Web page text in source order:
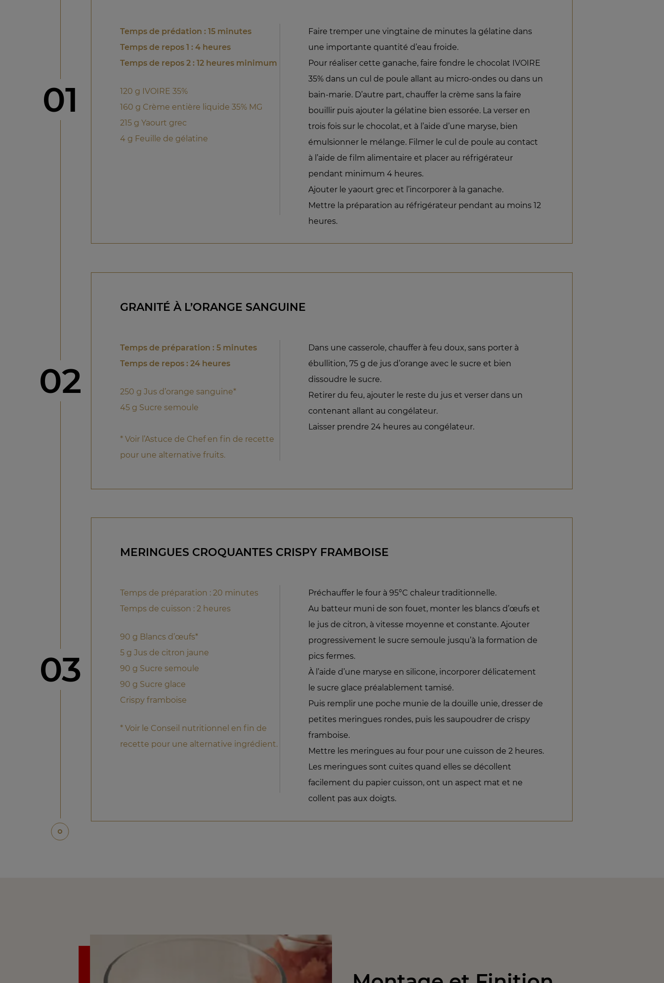
étape
01
Temps de prédation : 15 minutes
Temps de repos 1 : 4 heures
Temps de repos 2 : 12 heures minimum
120 g IVOIRE 35%
160 g Crème entière liquide 35% MG
215 g Yaourt grec
4 g Feuille de gélatine
Faire tremper une vingtaine de minutes la gélatine dans
une importante quantité d’eau froide.
Pour réaliser cette ganache, faire fondre le chocolat IVOIRE
35% dans un cul de poule allant au micro-ondes ou dans un
bain-marie. D’autre part, chauffer la crème sans la faire
bouillir puis ajouter la gélatine bien essorée. La verser en
trois fois sur le chocolat, et à l’aide d’une maryse, bien
émulsionner le mélange. Filmer le cul de poule au contact
à l’aide de film alimentaire et placer au réfrigérateur
pendant minimum 4 heures.
Ajouter le yaourt grec et l’incorporer à la ganache.
Mettre la préparation au réfrigérateur pendant au moins 12
heures.
étape
02
GRANITÉ À L’ORANGE SANGUINE
Temps de préparation : 5 minutes
Temps de repos : 24 heures
250 g Jus d’orange sanguine*
45 g Sucre semoule
* Voir l’Astuce de Chef en fin de recette
pour une alternative fruits.
Dans une casserole, chauffer à feu doux, sans porter à
ébullition, 75 g de jus d’orange avec le sucre et bien
dissoudre le sucre.
Retirer du feu, ajouter le reste du jus et verser dans un
contenant allant au congélateur.
Laisser prendre 24 heures au congélateur.
étape
03
MERINGUES CROQUANTES CRISPY FRAMBOISE
Temps de préparation : 20 minutes
Temps de cuisson : 2 heures
90 g Blancs d’œufs*
5 g Jus de citron jaune
90 g Sucre semoule
90 g Sucre glace
Crispy framboise
* Voir le Conseil nutritionnel en fin de
recette pour une alternative ingrédient.
Préchauffer le four à 95°C chaleur traditionnelle.
Au batteur muni de son fouet, monter les blancs d’œufs et
le jus de citron, à vitesse moyenne et constante. Ajouter
progressivement le sucre semoule jusqu’à la formation de
pics fermes.
À l’aide d’une maryse en silicone, incorporer délicatement
le sucre glace préalablement tamisé.
Puis remplir une poche munie de la douille unie, dresser de
petites meringues rondes, puis les saupoudrer de crispy
framboise.
Mettre les meringues au four pour une cuisson de 2 heures.
Les meringues sont cuites quand elles se décollent
facilement du papier cuisson, ont un aspect mat et ne
collent pas aux doigts.